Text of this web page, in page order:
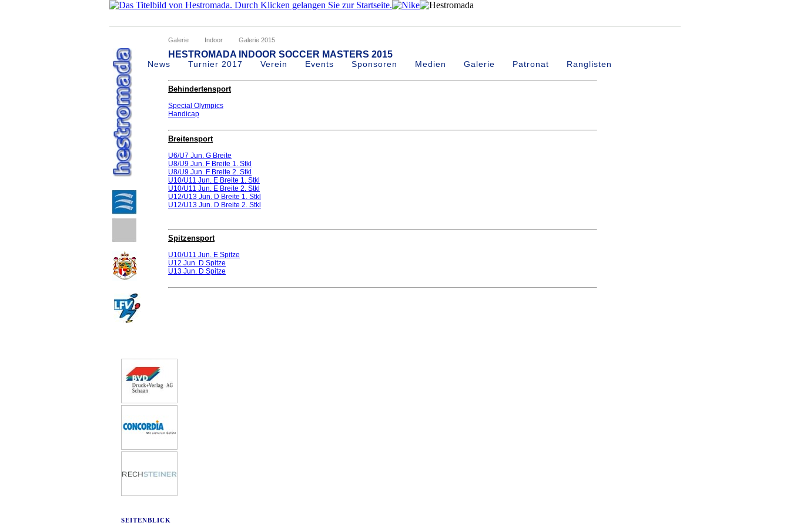
News Turnier 2017 Verein Events Sponsoren Medien Galerie Patronat Ranglisten
Galerie Indoor Galerie 2015
HESTROMADA INDOOR SOCCER MASTERS 2015
Behindertensport
Special Olympics
Handicap
Breitensport
U6/U7 Jun. G Breite
U8/U9 Jun. F Breite 1. Stkl
U8/U9 Jun. F Breite 2. Stkl
U10/U11 Jun. E Breite 1. Stkl
U10/U11 Jun. E Breite 2. Stkl
U12/U13 Jun. D Breite 1. Stkl
U12/U13 Jun. D Breite 2. Stkl
Spitzensport
U10/U11 Jun. E Spitze
U12 Jun. D Spitze
U13 Jun. D Spitze
SEITENBLICK